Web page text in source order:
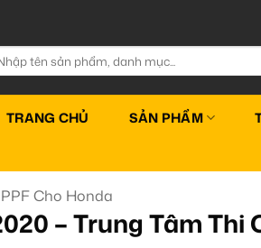
TRANG CHỦ SẢN PHẨM
Cho Honda
– Trung Tâm Thi